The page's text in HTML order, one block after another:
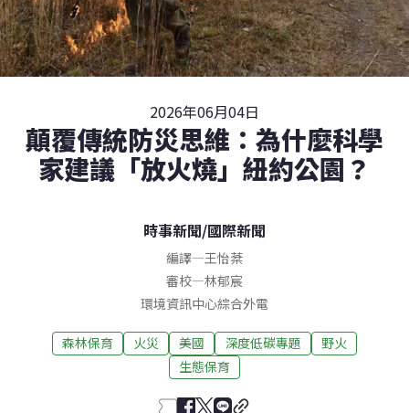
2026年06月04日
顛覆傳統防災思維：為什麼科學
家建議「放火燒」紐約公園？
時事新聞/國際新聞
編譯—王怡棻
審校—林郁宸
環境資訊中心綜合外電
森林保育 火災 美國 深度低碳專題
野火
生態保育